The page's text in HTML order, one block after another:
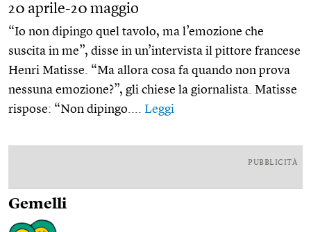
20 aprile-20 maggio
“Io non dipingo quel tavolo, ma l’emozione che
suscita in me”, disse in un’intervista il pittore francese
Henri Matisse. “Ma allora cosa fa quando non prova
nessuna emozione?”, gli chiese la giornalista. Matisse
rispose: “Non dipingo.... Leggi
PUBBLICITÀ
Gemelli